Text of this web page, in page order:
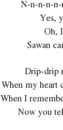
N-n-n-n-
Yes,
Oh,
Sawan
Drip-drip
When my heart
When I
Now you